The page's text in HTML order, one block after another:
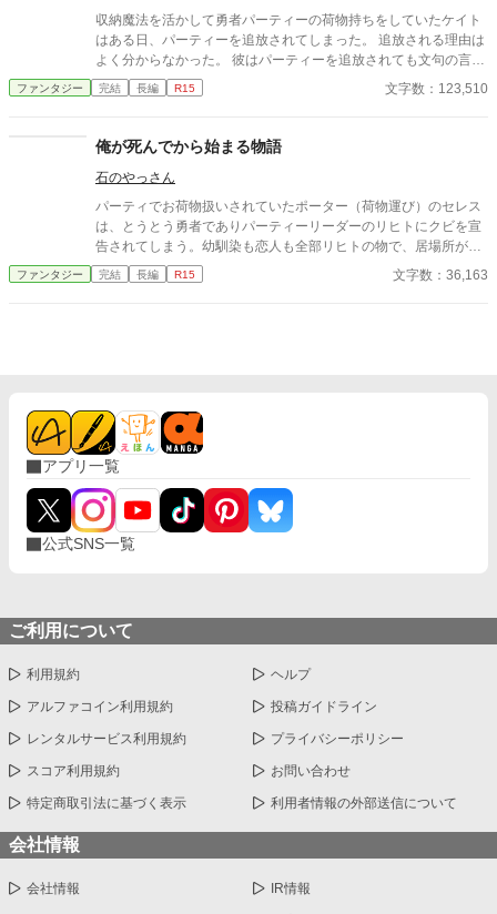
収納魔法を活かして勇者パーティーの荷物持ちをしていたケイト
はある日、パーティーを追放されてしまった。 追放される理由は
よく分からなかった。 彼はパーティーを追放されても文句の言え
ない理由を無数に抱えていたからだ。 結局どれが本当の追放理由
なのかはよく分からなかったが、勇者から追放すると強く言われ
たちのことが好きだった。 たった四人で強大な魔王軍に立ち向か
た。 勇者たちとまた一緒に食事がしたかった。 しばらくひとりで
悩んでいたケイトは気づいてしまう。 「追放されたってことは、
俺の行動を制限する奴もいないってことだよな？」 これは収納魔
法しか使えない魔術師が、仲間のために陰で奮闘する物語。
ファンタジー 完結 長編 R15 文字数：123,510
俺が死んでから始まる物語
石のやっさん
パーティでお荷物扱いされていたポーター（荷物運び）のセレス
は、とうとう勇者でありパーティーリーダーのリヒトにクビを宣
告されてしまう。幼馴染も恋人も全部リヒトの物で、居場所がど
こにもないことは自分でも解っていた。 だが、それでもセレスは
パーティに残りたかったので土下座までしてリヒトに情けなくも
ファンタジー 完結 長編 R15 文字数：36,163
アプリ一覧
公式SNS一覧
ご利用について
利用規約 ヘルプ
アルファコイン利用規約 投稿ガイドライン
レンタルサービス利用規約 プライバシーポリシー
スコア利用規約 お問い合わせ
特定商取引法に基づく表示 利用者情報の外部送信について
会社情報
会社情報 IR情報